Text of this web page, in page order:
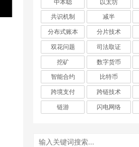
中本聪
以太坊
共识机制
减半
分布式账本
分片技术
双花问题
司法取证
挖矿
数字货币
智能合约
比特币
跨境支付
跨链技术
链游
闪电网络